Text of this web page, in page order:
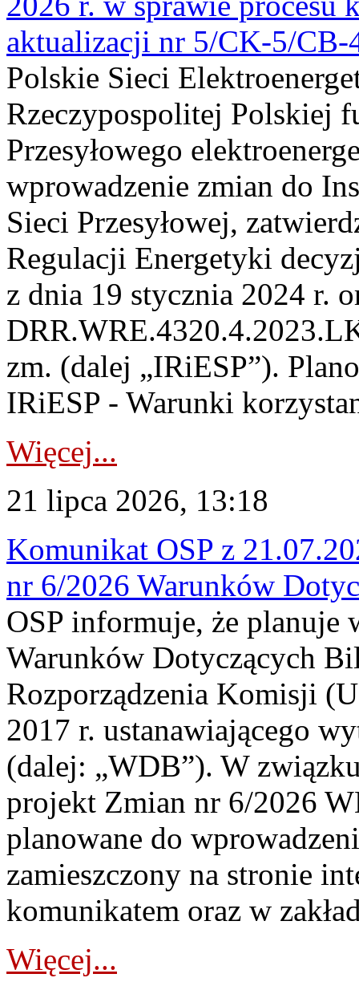
aktualizacji nr 5/CK-5/CB-
Polskie Sieci
Rzeczypospolitej Polskiej
Przesyłowego
wprowadzenie zmian do
Sieci Przesyłowej,
Regulacji Energetyki
z dnia 19 stycznia 2024 r.
zm. (dalej „IRiESP”).
IRiESP - Warunki
Więcej...
21 lipca 2026, 13:18
Komunikat OSP z
nr 6/2026 Warunków
OSP informuje, że planuje
Warunków Dotyczących
Rozporządzenia Komisji
2017 r. ustanawiającego
(dalej: „WDB”). W
projekt Zmian nr 6/2026
planowane do
zamieszczony na stronie
komunikatem oraz w
Więcej...